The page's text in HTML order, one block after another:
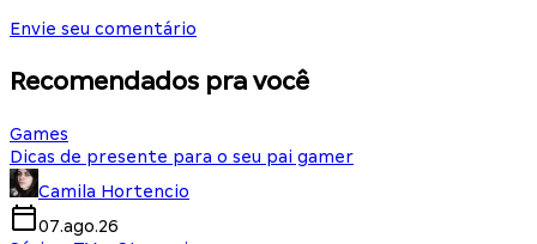
Envie seu comentário
Recomendados pra você
Games
Dicas de presente para o seu pai gamer
Camila Hortencio
07.ago.26